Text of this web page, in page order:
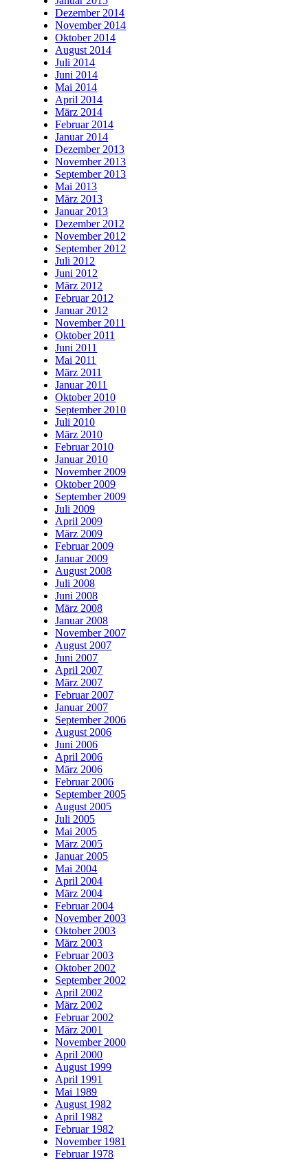
Dezember 2014
November 2014
Oktober 2014
August 2014
Juli 2014
Juni 2014
Mai 2014
April 2014
März 2014
Februar 2014
Januar 2014
Dezember 2013
November 2013
September 2013
Mai 2013
März 2013
Januar 2013
Dezember 2012
November 2012
September 2012
Juli 2012
Juni 2012
März 2012
Februar 2012
Januar 2012
November 2011
Oktober 2011
Juni 2011
Mai 2011
März 2011
Januar 2011
Oktober 2010
September 2010
Juli 2010
März 2010
Februar 2010
Januar 2010
November 2009
Oktober 2009
September 2009
Juli 2009
April 2009
März 2009
Februar 2009
Januar 2009
August 2008
Juli 2008
Juni 2008
März 2008
Januar 2008
November 2007
August 2007
Juni 2007
April 2007
März 2007
Februar 2007
Januar 2007
September 2006
August 2006
Juni 2006
April 2006
März 2006
Februar 2006
September 2005
August 2005
Juli 2005
Mai 2005
März 2005
Januar 2005
Mai 2004
April 2004
März 2004
Februar 2004
November 2003
Oktober 2003
März 2003
Februar 2003
Oktober 2002
September 2002
April 2002
März 2002
Februar 2002
März 2001
November 2000
April 2000
August 1999
April 1991
Mai 1989
August 1982
April 1982
Februar 1982
November 1981
Februar 1978